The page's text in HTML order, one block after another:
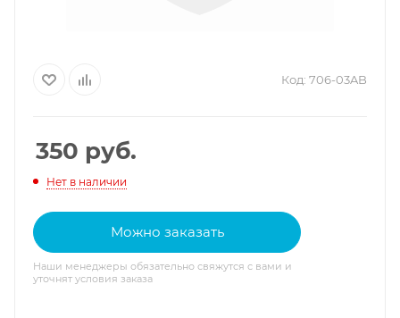
Код: 706-03AB
350 руб.
Нет в наличии
Можно заказать
Наши менеджеры обязательно свяжутся с вами и
уточнят условия заказа